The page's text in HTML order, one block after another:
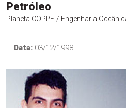
Petróleo
Planeta COPPE / Engenharia
Data: 03/12/1998